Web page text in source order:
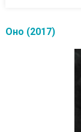
Оно (2017)